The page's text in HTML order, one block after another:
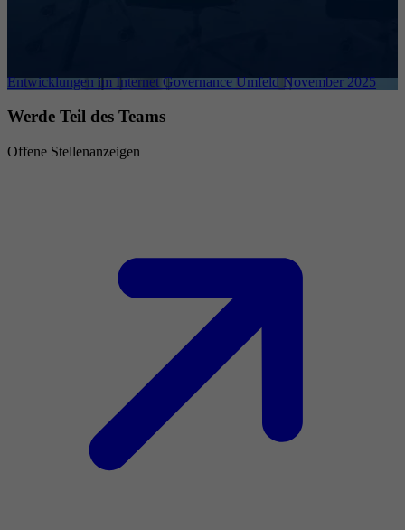
Entwicklungen im Internet Governance Umfeld November 2025
Werde Teil des Teams
Offene Stellenanzeigen